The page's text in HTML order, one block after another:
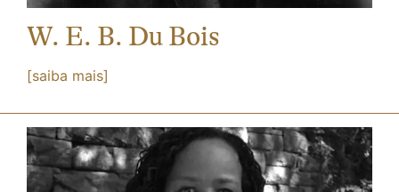
W. E. B. Du Bois
[saiba mais]